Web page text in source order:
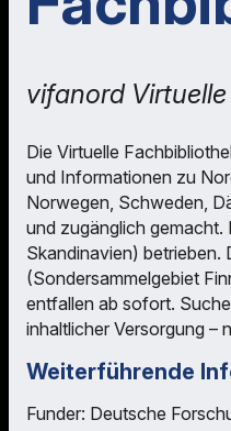
vifanord
Die Virtuelle
und Informationen zu
Norwegen, Schweden,
und zugänglich gemacht.
Skandinavien)
(Sondersammelgebiet
entfallen ab sofort.
inhaltlicher Versorgung –
Weiterführende
Funder: Deutsche